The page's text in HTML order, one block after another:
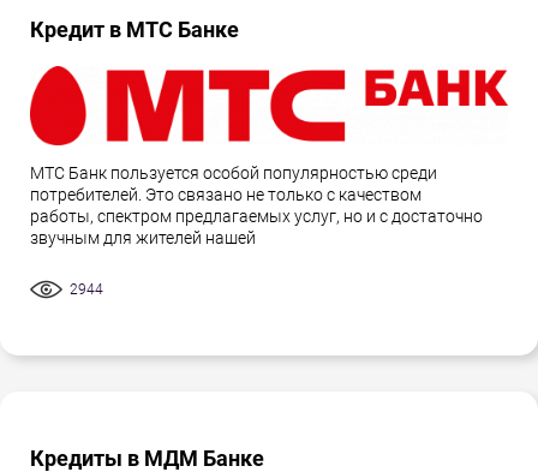
Кредит в МТС Банке
МТС Банк пользуется особой популярностью среди
потребителей. Это связано не только с качеством
работы, спектром предлагаемых услуг, но и с достаточно
звучным для жителей нашей
2944
Кредиты в МДМ Банке